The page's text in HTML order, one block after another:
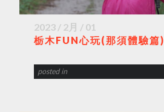
2023 / 2月 / 01
栃木FUN心玩(那須體驗篇)
posted in